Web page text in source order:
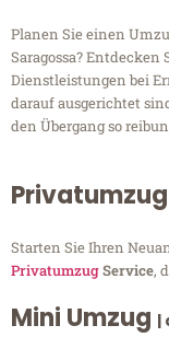
Planen Sie einen
Saragossa?
Dienstleistungen bei
darauf ausgerichtet
den Übergang so
Privatumzug
Starten Sie Ihren
PrivatumzugService,
Mini Umzug |